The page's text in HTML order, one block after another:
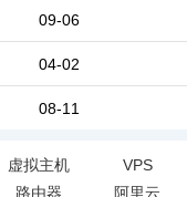
09-06
04-02
08-11
虚拟主机
VPS
路由器 阿里云